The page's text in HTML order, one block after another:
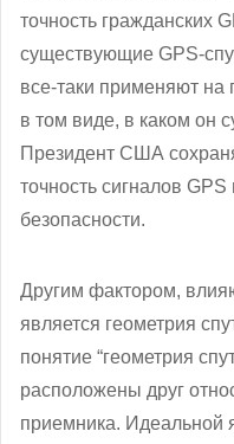
точность гражданских
существующие GPS-
все-таки применяют на
в том виде, в каком он
Президент США
точность сигналов
безопасности.
Другим фактором,
является геометрия
понятие “геометрия
расположены друг
приемника. Идеальной